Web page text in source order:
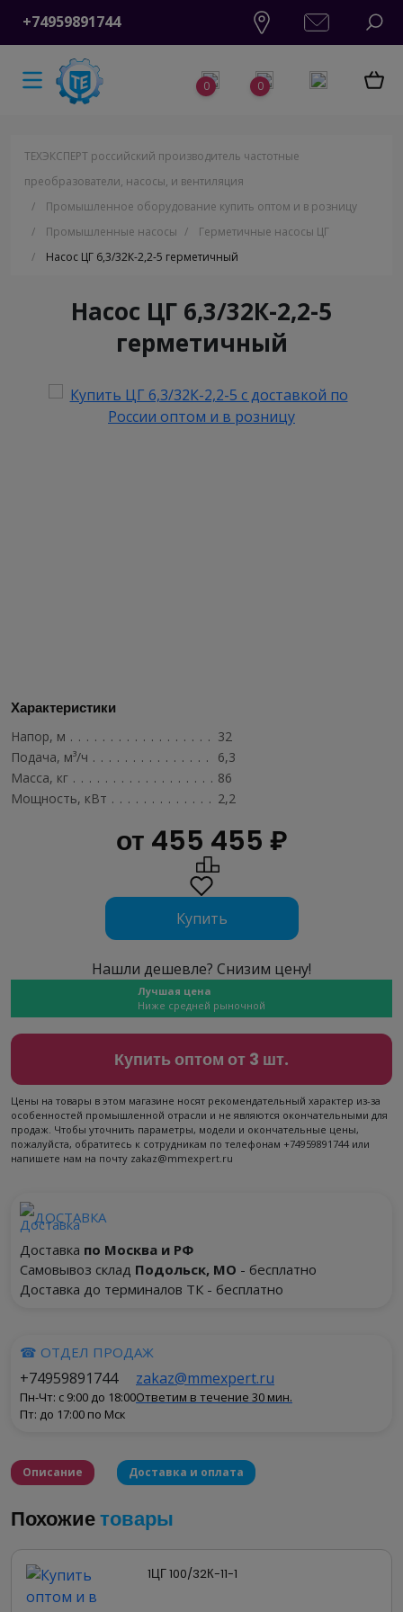
+74959891744
0 0
ТЕХЭКСПЕРТ российский производитель частотные
преобразователи, насосы, и вентиляция
/
Промышленное оборудование купить оптом и в розницу
/
Промышленные насосы /
Герметичные насосы ЦГ
/
Насос ЦГ 6,3/32К-2,2-5 герметичный
Насос ЦГ 6,3/32К-2,2-5
герметичный
Характеристики
Мощность, кВт 2,2
Напор, м
32
Подача, м³/ч
6,3
Масса, кг
86
от 455 455 ₽
Купить
Нашли дешевле? Снизим цену!
Лучшая цена
Ниже средней рыночной
Купить оптом от 3 шт.
Цены на товары в этом магазине носят рекомендательный характер из-за
особенностей промышленной отрасли и не являются окончательными для
продаж. Чтобы уточнить параметры, модели и окончательные цены,
пожалуйста, обратитесь к сотрудникам по телефонам +74959891744 или
напишете нам на почту zakaz@mmexpert.ru
ДОСТАВКА
Доставка по Москва и РФ
Самовывоз склад Подольск, МО - бесплатно
Доставка до терминалов ТК - бесплатно
☎ ОТДЕЛ ПРОДАЖ
+74959891744
Пн-Чт: с 9:00 до 18:00
Пт: до 17:00 по Мск
zakaz@mmexpert.ru
Ответим в течение 30 мин.
Описание Доставка и оплата
Электронасосы герметичные ЦГ 6,3/32К-2,2-5
Удельная теплоемкость перекачиваемых
Похожиетовары
1ЦГ 100/32К-11-1